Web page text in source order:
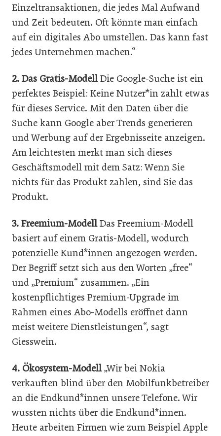
Einzeltransaktionen, die jedes Mal Aufwand
und Zeit bedeuten. Oft könnte man einfach
auf ein digitales Abo umstellen. Das kann fast
jedes Unternehmen machen.“
2. Das Gratis-ModellDie Google-Suche ist ein
perfektes Beispiel: Keine Nutzer*in zahlt etwas
für dieses Service. Mit den Daten über die
Suche kann Google aber Trends generieren
und Werbung auf der Ergebnisseite anzeigen.
Am leichtesten merkt man sich dieses
Geschäftsmodell mit dem Satz: Wenn Sie
nichts für das Produkt zahlen, sind Sie das
Produkt.
3. Freemium-ModellDas Freemium-Modell
basiert auf einem Gratis-Modell, wodurch
potenzielle Kund*innen angezogen werden.
Der Begriff setzt sich aus den Worten „free“
und „Premium“ zusammen. „Ein
kostenpflichtiges Premium-Upgrade im
Rahmen eines Abo-Modells eröffnet dann
meist weitere Dienstleistungen“, sagt
Giesswein.
4. Ökosystem-Modell„Wir bei Nokia
verkauften blind über den Mobilfunkbetreiber
an die Endkund*innen unsere Telefone. Wir
wussten nichts über die Endkund*innen.
Heute arbeiten Firmen wie zum Beispiel Apple